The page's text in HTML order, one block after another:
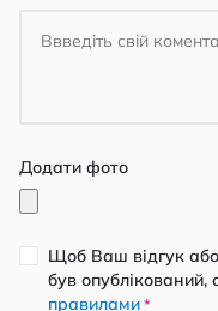
Додати фото
Щоб Ваш відгук
був
правилами *